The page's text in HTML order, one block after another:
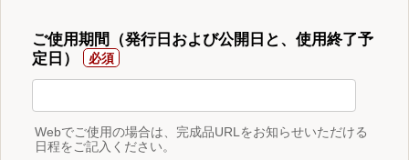
ご使用期間（発行日および公開日と、使用終了予
定日）
Webでご使用の場合は、完成品URLをお知らせいただける
日程をご記入ください。